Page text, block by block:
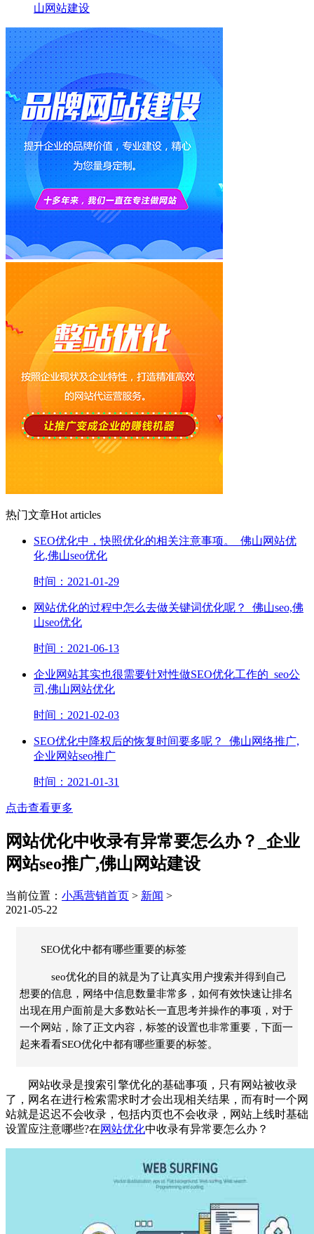
山网站建设
热门文章Hot articles
SEO优化中，快照优化的相关注意事项。_佛山网站优
化,佛山seo优化
时间：2021-01-29
网站优化的过程中怎么去做关键词优化呢？_佛山seo,佛
山seo优化
时间：2021-06-13
企业网站其实也很需要针对性做SEO优化工作的_seo公
司,佛山网站优化
时间：2021-02-03
SEO优化中降权后的恢复时间要多呢？_佛山网络推广,
企业网站seo推广
时间：2021-01-31
点击查看更多
网站优化中收录有异常要怎么办？_企业
网站seo推广,佛山网站建设
当前位置： 小禹营销首页 > 新闻 >
2021-05-22
SEO优化中都有哪些重要的标签
seo优化的目的就是为了让真实用户搜索并得到自己
想要的信息，网络中信息数量非常多，如何有效快速让排名
出现在用户面前是大多数站长一直思考并操作的事项，对于
一个网站，除了正文内容，标签的设置也非常重要，下面一
起来看看SEO优化中都有哪些重要的标签。
网站收录是搜索引擎优化的基础事项，只有网站被收录
了，网名在进行检索需求时才会出现相关结果，而有时一个网
站就是迟迟不会收录，包括内页也不会收录，网站上线时基础
设置应注意哪些?在网站优化中收录有异常要怎么办？